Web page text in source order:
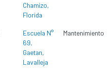
Chamizo,
Florida
Escuela N°
69,
Gaetan,
Lavalleja
Mantenimiento